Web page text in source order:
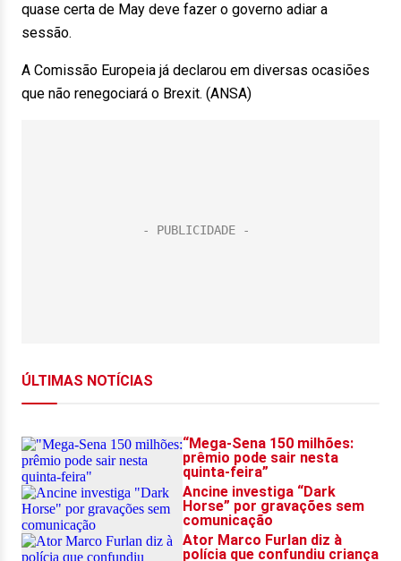
quase certa de May deve fazer o governo adiar a
sessão.
A Comissão Europeia já declarou em diversas ocasiões
que não renegociará o Brexit. (ANSA)